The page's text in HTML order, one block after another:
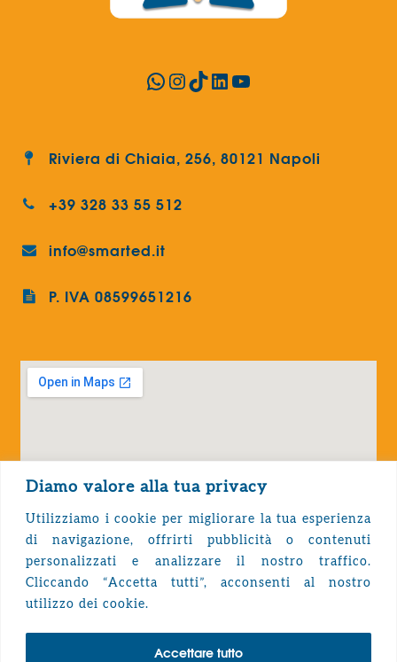
Diamo valore alla tua privacy
Utilizziamo i cookie per migliorare la tua esperienza
di navigazione, offrirti pubblicità o contenuti
personalizzati e analizzare il nostro traffico.
Cliccando “Accetta tutti”, acconsenti al nostro
utilizzo dei cookie.
Accettare tutto
WhatsApp
Instagram
TikTok
LinkedIn
YouTube
Riviera di Chiaia, 256, 80121 Napoli
+39 328 33 55 512
info@smarted.it
P. IVA 08599651216
Privacy Policy